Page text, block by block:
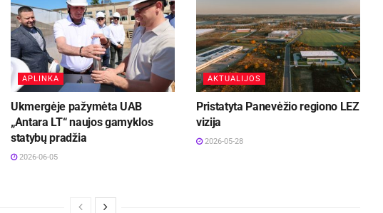
APLINKA
Ukmergėje pažymėta UAB
„Antara LT“ naujos gamyklos
statybų pradžia
2026-06-05
AKTUALIJOS
Pristatyta Panevėžio regiono LEZ
vizija
2026-05-28